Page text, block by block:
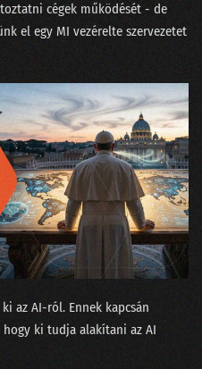
ChatGPT?
196 - Mit keres a Big Tech Donald Trump hátsójában?
195 - Az USA-ban nem érdemes mérnöknek tanulni a H-1B miatt?
194 - Miért nem innováció a zoknigyűjtő robotporszívó?
AGI van? Lesz!
és kijózanodás éve
adattudós
190 - Prospero, Shakespeare és a longtail modell
a horkolás nyomában
cégek működését - de
el egy MI vezérelte szervezetet
az AI-ról. Ennek kapcsán
ki tudja alakítani az AI